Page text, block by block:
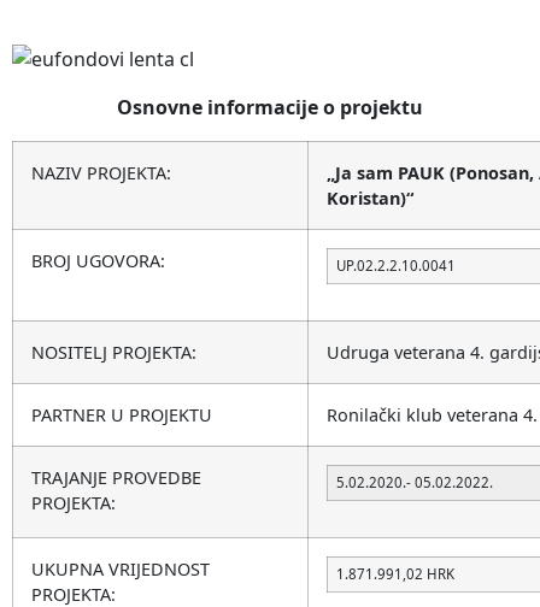
Osnovne informacije o projektu
NAZIV PROJEKTA:
„Ja sam PAUK
Koristan)“
BROJ UGOVORA: UP.02.2.2.10.0041
NOSITELJ PROJEKTA: Udruga veterana 4.
PARTNER U PROJEKTU Ronilački klub veterana
TRAJANJE PROVEDBE
PROJEKTA:
5.02.2020.- 05.02.2022.
UKUPNA VRIJEDNOST
PROJEKTA:
1.871.991,02 HRK